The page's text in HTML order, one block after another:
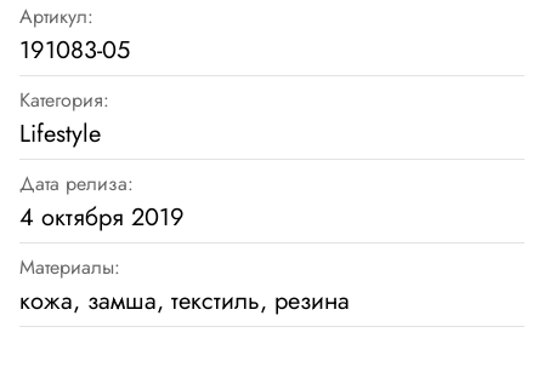
Артикул:
191083-05
Категория:
Lifestyle
Дата релиза:
4 октября 2019
Материалы:
кожа, замша, текстиль, резина